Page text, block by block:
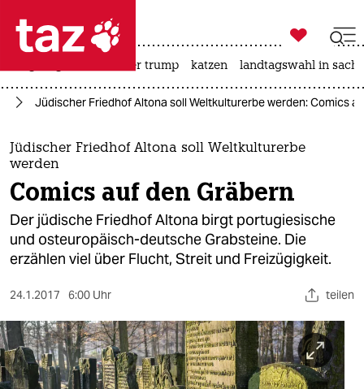
 taz zahl ich
taz zahl ich
themen
politik
öko
gesellschaft
kultur
sport
berlin

taz zahl ich
usa unter trump katzen landtagswahl in
Jüdischer Friedhof Altona soll Weltkulturerbe werden: Comics
Jüdischer Friedhof Altona soll Weltkulturerbe
werden
Comics auf den Gräbern
Der jüdische Friedhof Altona birgt portugiesische
und osteuropäisch-deutsche Grabsteine. Die
erzählen viel über Flucht, Streit und Freizügigkeit.
24.1.2017 6:00 Uhr teilen